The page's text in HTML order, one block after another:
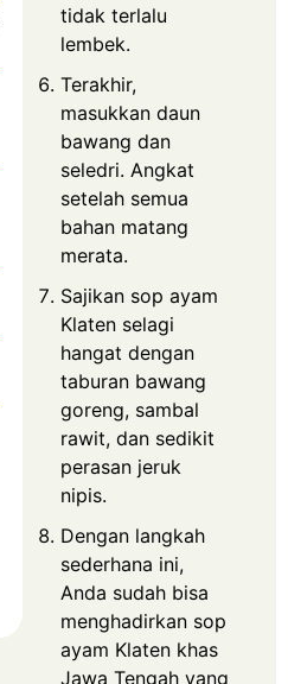
tidak terlalu
lembek.
Terakhir,
masukkan daun
bawang dan
seledri. Angkat
setelah semua
bahan matang
merata.
Sajikan sop ayam
Klaten selagi
hangat dengan
taburan bawang
goreng, sambal
rawit, dan sedikit
perasan jeruk
nipis.
Dengan langkah
sederhana ini,
Anda sudah bisa
menghadirkan sop
ayam Klaten khas
Jawa Tengah yang